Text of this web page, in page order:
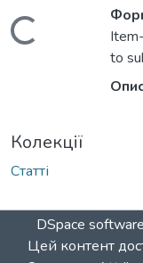
Вантажиться...
to
Колекції
Статті
DSpace software
Цей контент